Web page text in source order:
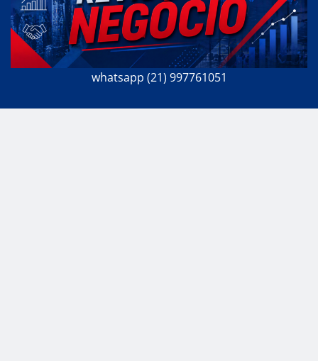
whatsapp (21) 997761051